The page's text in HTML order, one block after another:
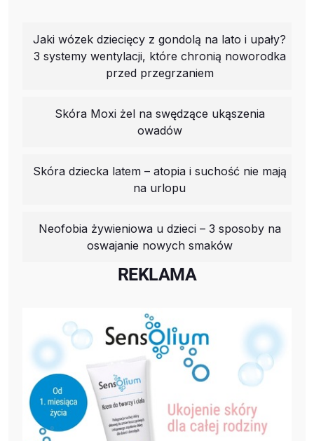
Jaki wózek dziecięcy z gondolą na lato i upały?
3 systemy wentylacji, które chronią noworodka
przed przegrzaniem
Skóra Moxi żel na swędzące ukąszenia
owadów
Skóra dziecka latem – atopia i suchość nie mają
na urlopu
Neofobia żywieniowa u dzieci – 3 sposoby na
oswajanie nowych smaków
REKLAMA